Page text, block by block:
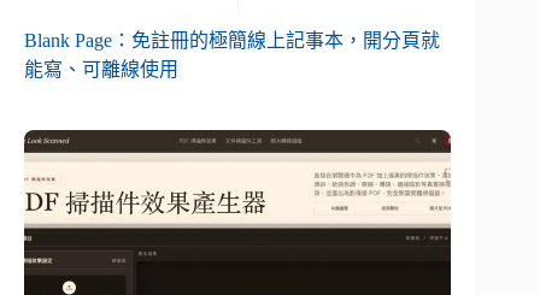
Blank Page：免註冊的極簡線上記事本，開分頁就
能寫、可離線使用